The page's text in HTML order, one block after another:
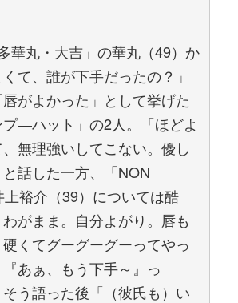
華丸・大吉」の華丸（49）か
て、誰が下手だったの？」
がよかった」として挙げた
―ハット」の2人。「ほどよ
無理強いしてこない。優し
と話した一方、「NON
上裕介（39）については酷
がまま。自分よがり。唇も
くてグーグーグーってやっ
あぁ、もう下手～』っ
う語った後「（彼氏も）い